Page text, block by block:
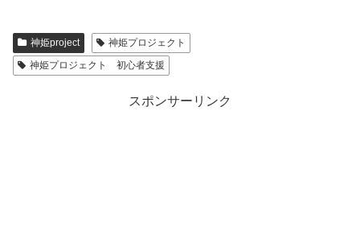
神姫project
神姫プロジェクト
神姫プロジェクト 初心者支援
スポンサーリンク